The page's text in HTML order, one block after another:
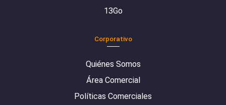
13Go
Corporativo
Quiénes Somos
Área Comercial
Políticas Comerciales